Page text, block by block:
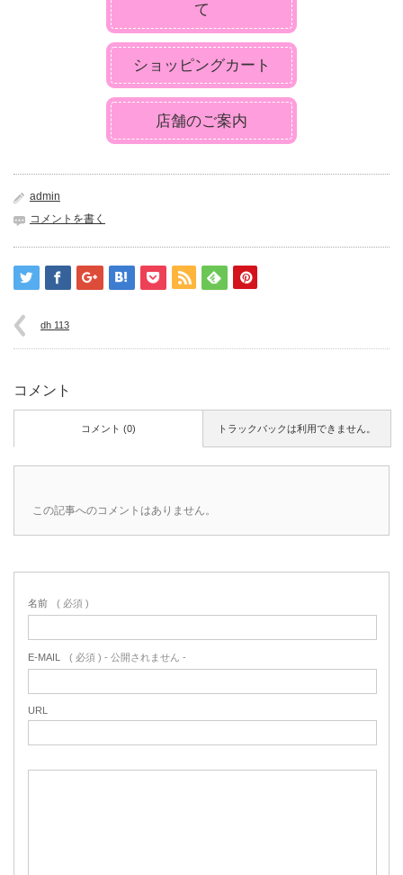
て
ショッピングカート
店舗のご案内
admin
コメントを書く
dh 113
コメント
トラックバックは利用できません。
コメント (0)
この記事へのコメントはありません。
名前 ( 必須 )
E-MAIL ( 必須 ) - 公開されません -
URL